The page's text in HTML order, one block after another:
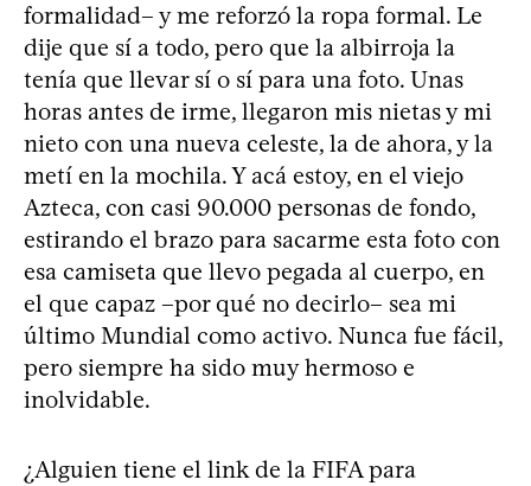
formalidad– y me reforzó la ropa formal. Le
dije que sí a todo, pero que la albirroja la
tenía que llevar sí o sí para una foto. Unas
horas antes de irme, llegaron mis nietas y mi
nieto con una nueva celeste, la de ahora, y la
metí en la mochila. Y acá estoy, en el viejo
Azteca, con casi 90.000 personas de fondo,
estirando el brazo para sacarme esta foto con
esa camiseta que llevo pegada al cuerpo, en
el que capaz –por qué no decirlo– sea mi
último Mundial como activo. Nunca fue fácil,
pero siempre ha sido muy hermoso e
inolvidable.
¿Alguien tiene el link de la FIFA para